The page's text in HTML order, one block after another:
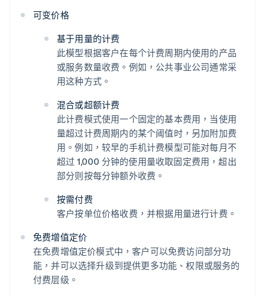
可变价格
基于用量的计费
此模型根据客户在每个计费周期内使用的产品
或服务数量收费。例如，公共事业公司通常采
用这种方式。
混合或超额计费
此计费模式使用一个固定的基本费用，当使用
量超过计费周期内的某个阈值时，另加附加费
用。例如，较早的手机计费模型可能对每月不
超过 1,000 分钟的使用量收取固定费用，超出
部分则按每分钟额外收费。
按需付费
客户按单位价格收费，并根据用量进行计费。
免费增值定价
在免费增值定价模式中，客户可以免费访问部分功
能，并可以选择升级到提供更多功能、权限或服务的
付费层级。